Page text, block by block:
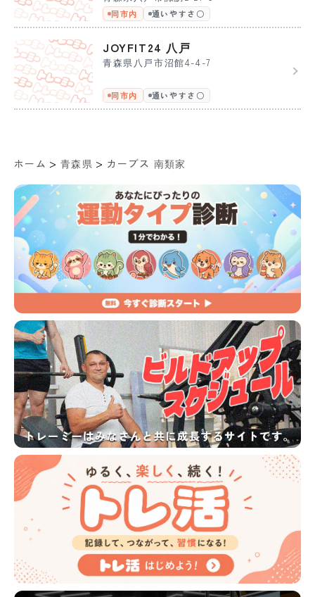
同市内 通いやすさ〇
JOYFIT24 八戸
青森県八戸市沼館4-4-7
同市内 通いやすさ〇
ホーム > 青森県 > カーブス 南類家